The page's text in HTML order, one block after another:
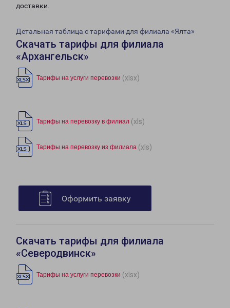
доставки.
Детальная таблица с тарифами для филиала «Ялта»
Скачать тарифы для филиала
«Архангельск»
Тарифы на услуги перевозки (xlsx)
Тарифы на перевозку в филиал (xls)
Тарифы на перевозку из филиала (xls)
Оформить заявку
Скачать тарифы для филиала
«Северодвинск»
Тарифы на услуги перевозки (xlsx)